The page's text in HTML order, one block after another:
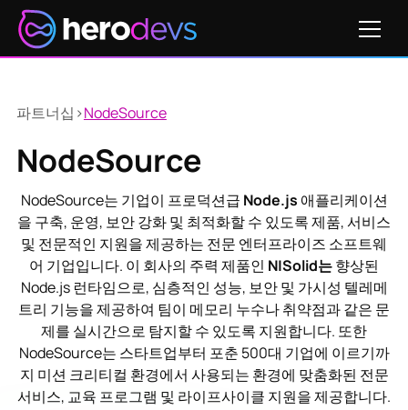
파트너십 >NodeSource
NodeSource
NodeSource는 기업이 프로덕션급 Node.js 애플리케이션
을 구축, 운영, 보안 강화 및 최적화할 수 있도록 제품, 서비스
및 전문적인 지원을 제공하는 전문 엔터프라이즈 소프트웨
어 기업입니다. 이 회사의 주력 제품인 N|Solid는향상된
Node.js 런타임으로, 심층적인 성능, 보안 및 가시성 텔레메
트리 기능을 제공하여 팀이 메모리 누수나 취약점과 같은 문
제를 실시간으로 탐지할 수 있도록 지원합니다. 또한
NodeSource는 스타트업부터 포춘 500대 기업에 이르기까
지 미션 크리티컬 환경에서 사용되는 환경에 맞춤화된 전문
서비스, 교육 프로그램 및 라이프사이클 지원을 제공합니다.